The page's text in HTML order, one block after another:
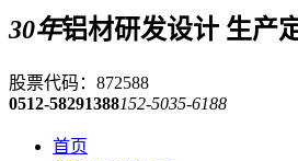
30年铝材研发设计 生产
股票代码：872588
0512-58291388152-5035-6188
首页